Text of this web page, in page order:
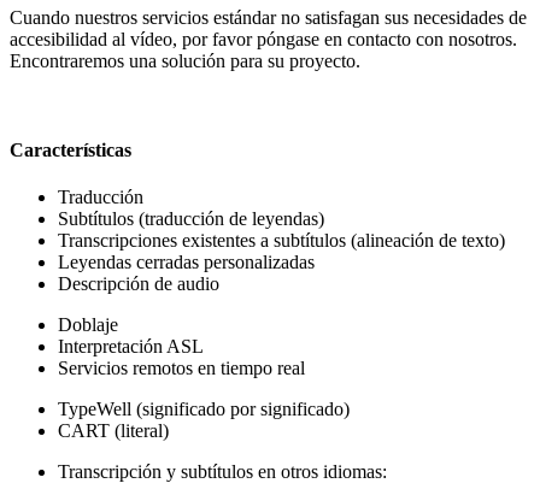
Cuando nuestros servicios estándar no satisfagan sus necesidades de
accesibilidad al vídeo, por favor póngase en contacto con nosotros.
Encontraremos una solución para su proyecto.
Características
Traducción
Subtítulos (traducción de leyendas)
Transcripciones existentes a subtítulos (alineación de texto)
Leyendas cerradas personalizadas
Descripción de audio
Doblaje
Interpretación ASL
Servicios remotos en tiempo real
TypeWell (significado por significado)
CART (literal)
Transcripción y subtítulos en otros idiomas: